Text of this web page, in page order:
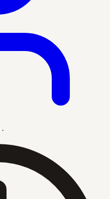
·